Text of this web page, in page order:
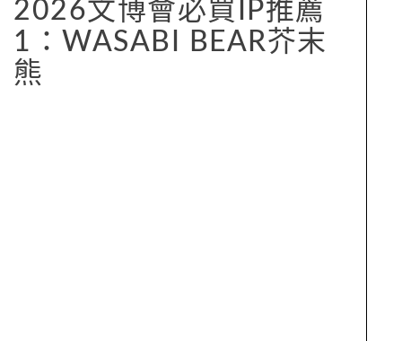
2026文博會必買IP推薦
1：WASABI BEAR芥末
熊